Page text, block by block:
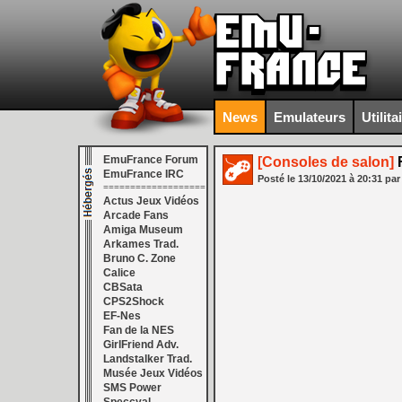
News Emulateurs
EmuFrance Forum
EmuFrance IRC
===================
Actus Jeux Vidéos
Arcade Fans
Amiga Museum
Arkames Trad.
Bruno C. Zone
Calice
CBSata
CPS2Shock
EF-Nes
Fan de la NES
GirlFriend Adv.
Landstalker Trad.
Musée Jeux Vidéos
SMS Power
[Consoles de salon]
Posté le 13/10/2021 à 20:31 par